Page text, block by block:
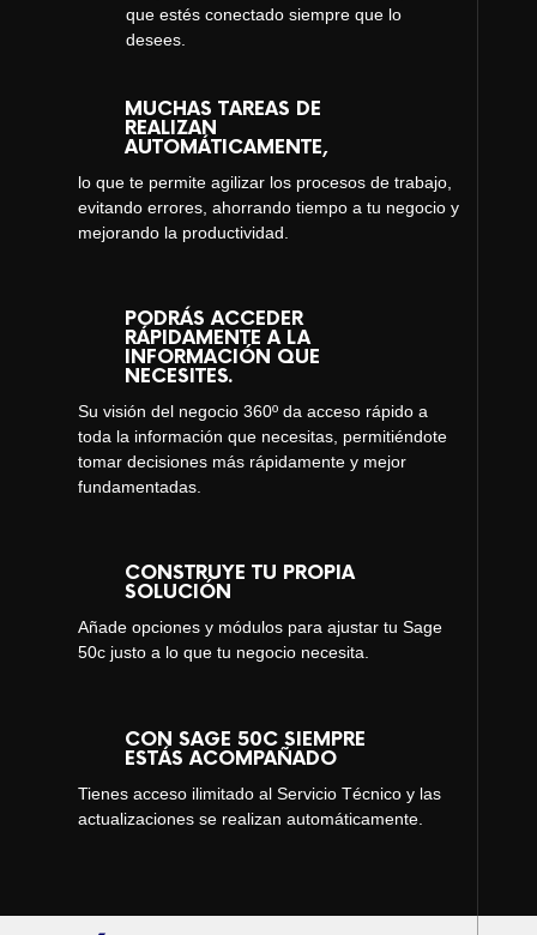
que estés conectado siempre que lo
desees.
MUCHAS TAREAS DE
REALIZAN
AUTOMÁTICAMENTE,
lo que te permite agilizar los procesos de trabajo,
evitando errores, ahorrando tiempo a tu negocio y
mejorando la productividad.
PODRÁS ACCEDER
RÁPIDAMENTE A LA
INFORMACIÓN QUE
NECESITES.
Su visión del negocio 360º da acceso rápido a
toda la información que necesitas, permitiéndote
tomar decisiones más rápidamente y mejor
fundamentadas.
CONSTRUYE TU PROPIA
SOLUCIÓN
Añade opciones y módulos para ajustar tu Sage
50c justo a lo que tu negocio necesita.
CON SAGE 50C SIEMPRE
ESTÁS ACOMPAÑADO
Tienes acceso ilimitado al Servicio Técnico y las
actualizaciones se realizan automáticamente.